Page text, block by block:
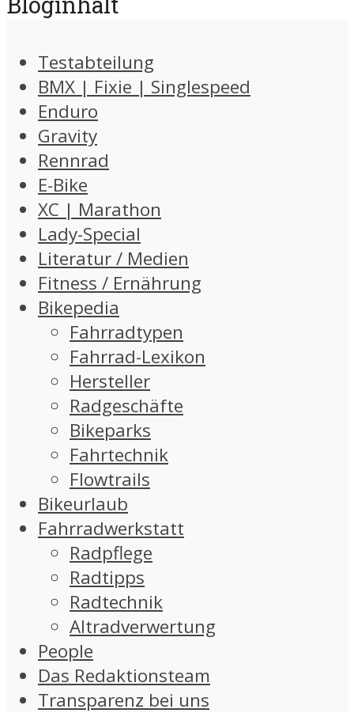
Testabteilung
BMX | Fixie | Singlespeed
Enduro
Gravity
Rennrad
E-Bike
XC | Marathon
Lady-Special
Literatur / Medien
Fitness / Ernährung
Bikepedia
Fahrradtypen
Fahrrad-Lexikon
Hersteller
Radgeschäfte
Bikeparks
Fahrtechnik
Flowtrails
Bikeurlaub
Fahrradwerkstatt
Radpflege
Radtipps
Radtechnik
Altradverwertung
People
Das Redaktionsteam
Transparenz bei uns